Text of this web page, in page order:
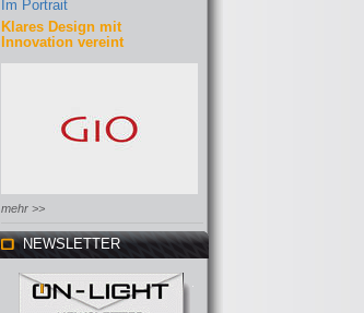
Im Portrait
Klares Design mit
Innovation vereint
mehr >>
NEWSLETTER